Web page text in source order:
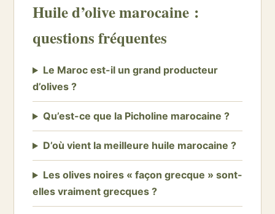
Huile d’olive marocaine :
questions fréquentes
Le Maroc est-il un grand producteur
d’olives ?
Qu’est-ce que la Picholine marocaine ?
D’où vient la meilleure huile marocaine ?
Les olives noires « façon grecque » sont-
elles vraiment grecques ?